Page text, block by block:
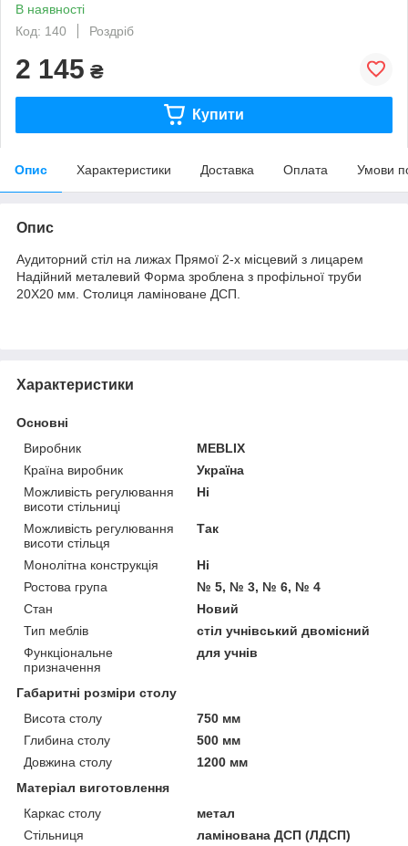
В наявності
Код: 140
Роздріб
2 145 ₴
Купити
Опис Характеристики Доставка Оплата Умови
Опис
Аудиторний стіл на лижах Прямої 2-х місцевий з лицарем
Надійний металевий Форма зроблена з профільної труби
20Х20 мм. Столиця ламіноване ДСП.
Характеристики
Основні
Виробник
MEBLIX
Країна виробник
Україна
Можливість регулювання
висоти стільниці
Ні
Можливість регулювання
висоти стільця
Так
Монолітна конструкція
Ні
Ростова група
№ 5, № 3, № 6, № 4
Стан
Новий
Тип меблів
стіл учнівський двомісний
Функціональне
призначення
для учнів
Габаритні розміри столу
Висота столу
750 мм
Глибина столу
500 мм
Довжина столу
1200 мм
Матеріал виготовлення
Каркас столу
метал
Стільниця
ламінована ДСП (ЛДСП)